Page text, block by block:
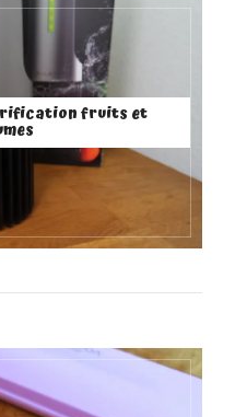
fruits et